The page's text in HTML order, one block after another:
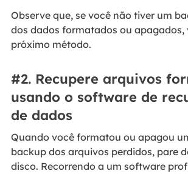
Observe que, se você não tiver um
dos dados formatados ou apagados,
próximo método.
#2. Recupere arquivos
usando o software de
de dados
Quando você formatou ou apagou
backup dos arquivos perdidos, pare
disco. Recorrendo a um software